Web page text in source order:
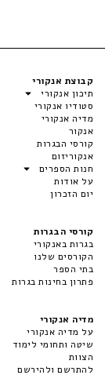
קבוצת אנקורי
תיכון אנקורי
סטודיו אנקורי
מדיה אנקורי
אנקור
קורסי הבגרות
אנקוריזום
חנות הספרים
על אודות
יום הזכרון
קורסי הבגרות
בגרות באנקורי
הקורסים שלנו
בתי הספר
פתרון בחינות בגרות
מדיה אנקורי
על מדיה אנקורי
שיטה ותחומי לימוד
הצוות
להתרשם ולהירשם